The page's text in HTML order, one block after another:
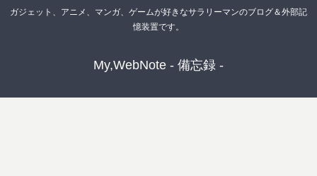
ガジェット、アニメ、マンガ、ゲームが好きなサラリーマンのブログ＆外部記
憶装置です。
My,WebNote - 備忘録 -